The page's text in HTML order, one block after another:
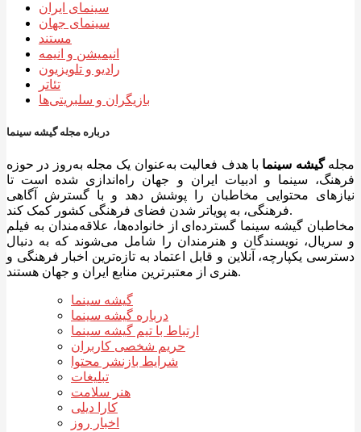
سینمای ایران
سینمای جهان
مستند
انیمیشن و انیمه
رادیو و تلویزیون
تئاتر
بازیگران و سلبریتی‌ها
درباره مجله گیشه سینما
مجلهگیشه سینما با هدف فعالیت به‌عنوان یک مجله به‌روز در حوزه
فرهنگ، سینما و ادبیات ایران و جهان راه‌اندازی شده است تا
نیازهای محتوایی مخاطبان را پوشش دهد و با گسترش آگاهی
فرهنگی، به پویاتر شدن فضای فرهنگی کشور کمک کند.
مخاطبان گیشه سینما گسترده‌ای از خانواده‌ها، علاقه‌مندان به فیلم
و سریال، نویسندگان و هنرمندان را شامل می‌شوند که به دنبال
دسترسی یکپارچه، آنلاین و قابل اعتماد به تازه‌ترین اخبار فرهنگی و
هنری از معتبرترین منابع ایران و جهان هستند.
گیشه سینما
درباره گیشه سینما
ارتباط با تیم گیشه سینما
حریم شخصی کاربران
شرایط بازنشر محتوا
تبلیغات
هنر سلامت
کارا دیلی
اخبار روز